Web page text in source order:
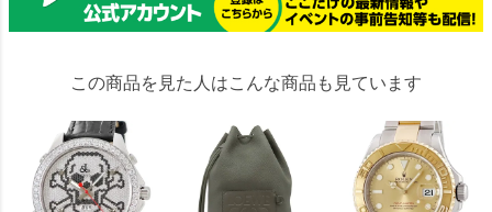
この商品を見た人はこんな商品も見ています